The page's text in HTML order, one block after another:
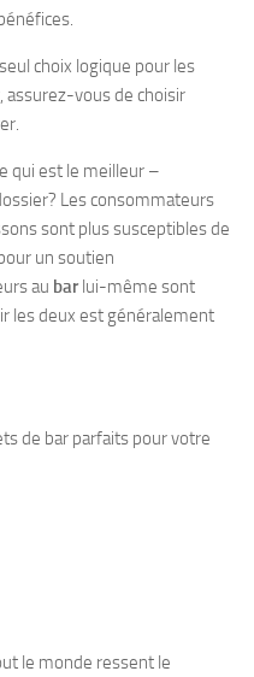
choix logique pour les
assurez-vous de choisir
qui est le meilleur –
Les consommateurs
sont plus susceptibles de
un soutien
au barlui-même sont
les deux est généralement
le monde ressent le